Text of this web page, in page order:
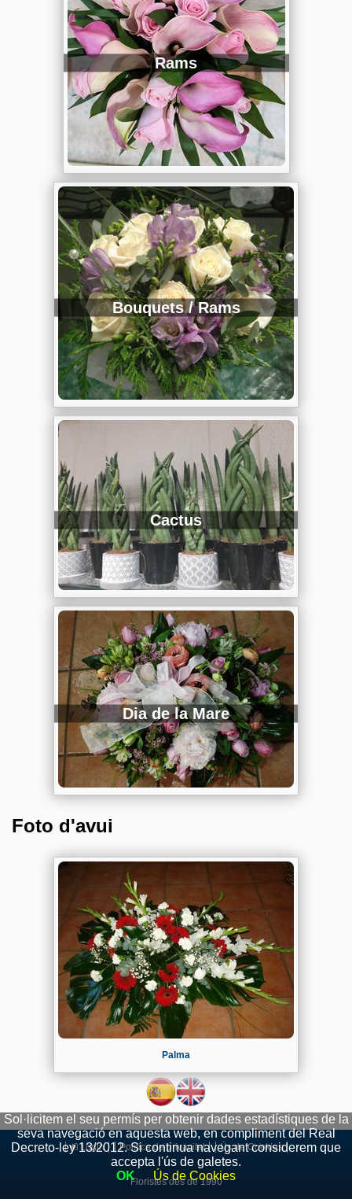
Rams
Bouquets / Rams
Cactus
Dia de la Mare
Foto d'avui
Palma
Login ​ Política de privacitat ​ Ús de Cookies
Floristes des de 1990
Sol·licitem el seu permís per obtenir dades estadístiques de la
seva navegació en aquesta web, en compliment del Real
Decreto-ley 13/2012. Si continua navegant considerem que
accepta l'ús de galetes.
OK
Ús de Cookies